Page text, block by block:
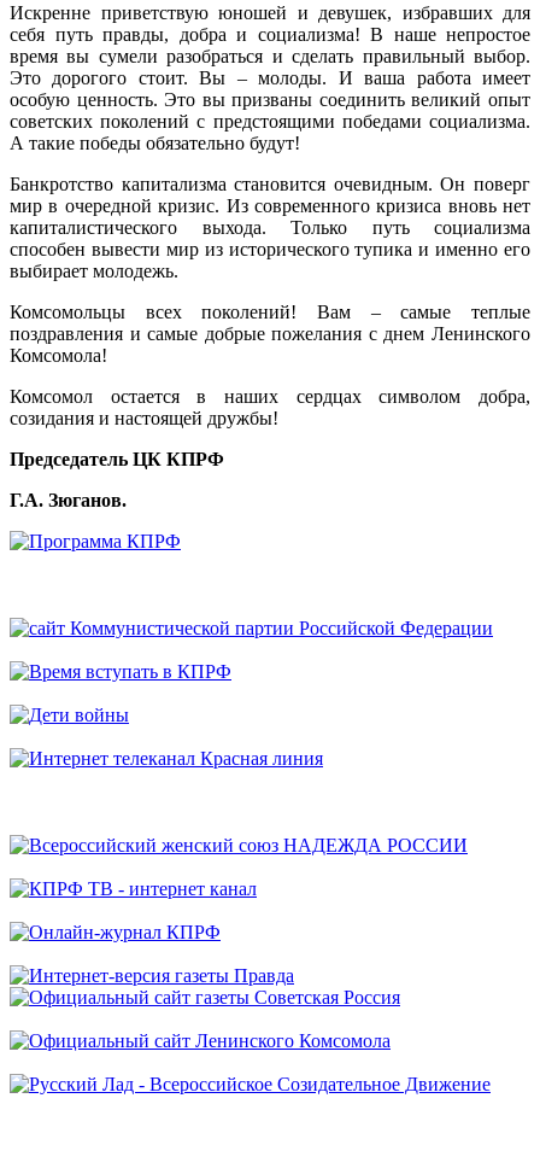
Искренне приветствую юношей и девушек, избравших для
себя путь правды, добра и социализма! В наше непростое
время вы сумели разобраться и сделать правильный выбор.
Это дорогого стоит. Вы – молоды. И ваша работа имеет
особую ценность. Это вы призваны соединить великий опыт
советских поколений с предстоящими победами социализма.
А такие победы обязательно будут!
Банкротство капитализма становится очевидным. Он поверг
мир в очередной кризис. Из современного кризиса вновь нет
капиталистического выхода. Только путь социализма
способен вывести мир из исторического тупика и именно его
выбирает молодежь.
Комсомольцы всех поколений! Вам – самые теплые
поздравления и самые добрые пожелания с днем Ленинского
Комсомола!
Комсомол остается в наших сердцах символом добра,
созидания и настоящей дружбы!
Председатель ЦК КПРФ
Г.А. Зюганов.